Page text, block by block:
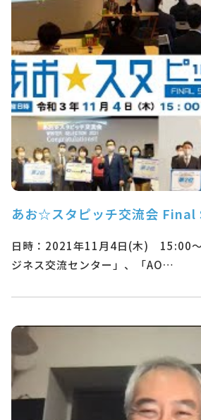
あお☆スタピッチ交流会
日時：2021年11月4日(木) 15:00～
ジネス交流センター」、「AO…